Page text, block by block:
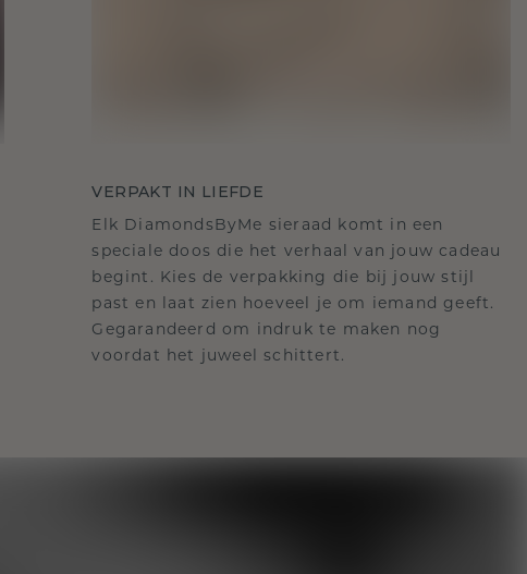
VERPAKT IN LIEFDE
Elk DiamondsByMe sieraad komt in een
speciale doos die het verhaal van jouw cadeau
begint. Kies de verpakking die bij jouw stijl
past en laat zien hoeveel je om iemand geeft.
Gegarandeerd om indruk te maken nog
voordat het juweel schittert.